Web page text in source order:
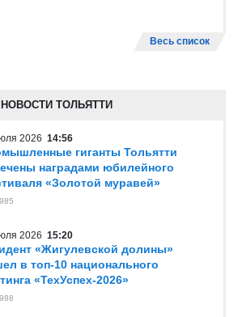
Весь список
НОВОСТИ ТОЛЬЯТТИ
2026 14:56
гиганты Тольятти
наградами юбилейного
«Золотой муравей»
985
2026 15:20
«Жигулевской долины»
в топ-10 национального
«ТехУспех-2026»
988